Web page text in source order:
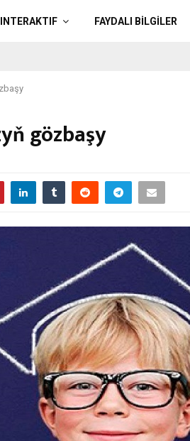
INTERAKTIF FAYDALI BİLGİLER
gözbaşy